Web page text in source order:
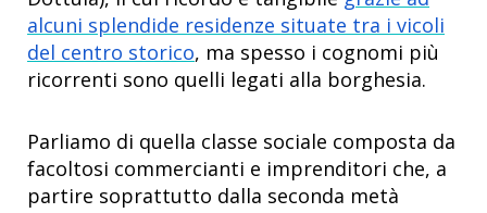
alcuni splendide residenze situate tra i vicoli
del centro storico, ma spesso i cognomi più
ricorrenti sono quelli legati alla borghesia.
Parliamo di quella classe sociale composta da
facoltosi commercianti e imprenditori che, a
partire soprattutto dalla seconda metà